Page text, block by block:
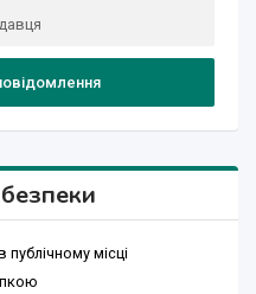
місці